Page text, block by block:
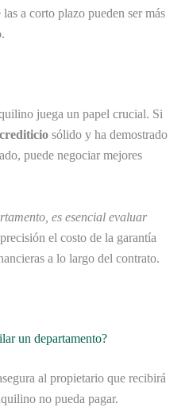
a corto plazo pueden ser más
juega un papel crucial. Si
sólido y ha demostrado
puede negociar mejores
es esencial evaluar
el costo de la garantía
a lo largo del contrato.
un departamento?
al propietario que recibirá
no pueda pagar.